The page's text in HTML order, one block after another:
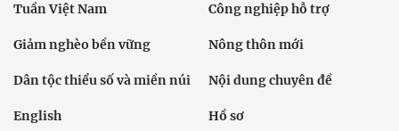
Tuần Việt Nam Công nghiệp hỗ trợ
Giảm nghèo bền vững Nông thôn mới
Dân tộc thiểu số và miền núi Nội dung chuyên đề
English Hồ sơ